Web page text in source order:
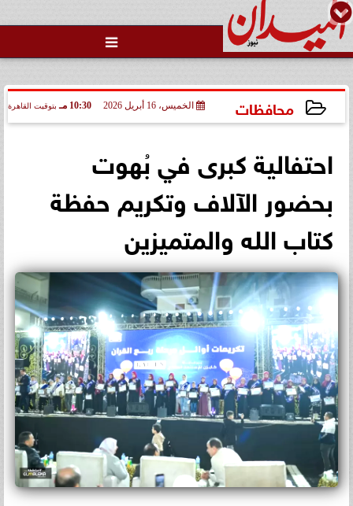

محافظات الخميس، 16 أبريل 2026 10:30 مـ بتوقيت القاهرة
‎احتفالية كبرى في بُهوت
بحضور الآلاف وتكريم حفظة
كتاب الله والمتميزين